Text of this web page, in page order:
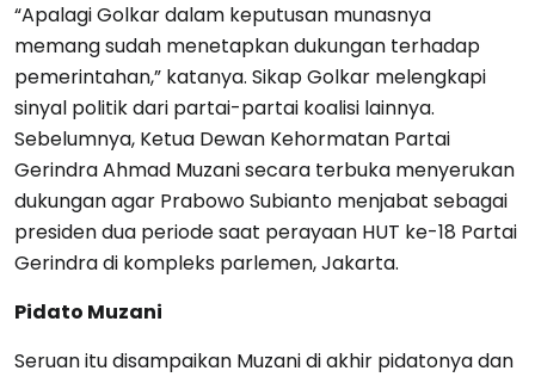
“Apalagi Golkar dalam keputusan munasnya
memang sudah menetapkan dukungan terhadap
pemerintahan,” katanya. Sikap Golkar melengkapi
sinyal politik dari partai-partai koalisi lainnya.
Sebelumnya, Ketua Dewan Kehormatan Partai
Gerindra Ahmad Muzani secara terbuka menyerukan
dukungan agar Prabowo Subianto menjabat sebagai
presiden dua periode saat perayaan HUT ke-18 Partai
Gerindra di kompleks parlemen, Jakarta.
Pidato Muzani
Seruan itu disampaikan Muzani di akhir pidatonya dan